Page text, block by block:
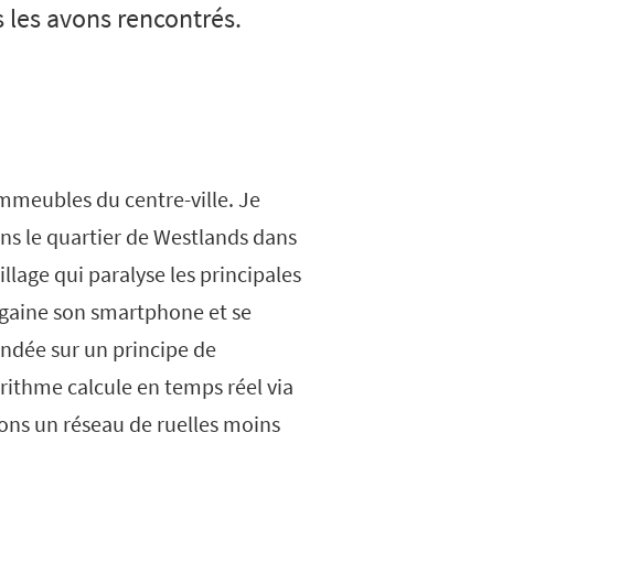
avons rencontrés.
du centre-ville. Je
le quartier de Westlands dans
qui paralyse les principales
son smartphone et se
sur un principe de
calcule en temps réel via
un réseau de ruelles moins